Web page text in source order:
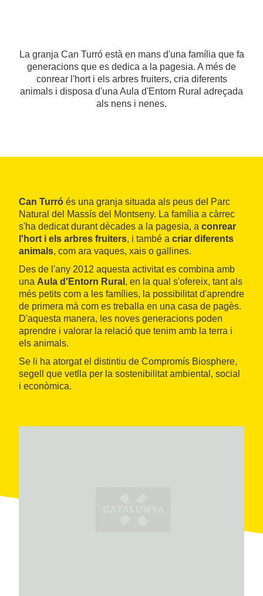
La granja Can Turró està en mans d'una família que fa
generacions que es dedica a la pagesia. A més de
conrear l'hort i els arbres fruiters, cria diferents
animals i disposa d'una Aula d'Entorn Rural adreçada
als nens i nenes.
Can Turró és una granja situada als peus del Parc
Natural del Massís del Montseny. La família a càrrec
s'ha dedicat durant dècades a la pagesia, a conrear
l'hort i els arbres fruiters, i també a criar diferents
animals, com ara vaques, xais o gallines.
Des de l'any 2012 aquesta activitat es combina amb
una Aula d'Entorn Rural , en la qual s'ofereix, tant als
més petits com a les famílies, la possibilitat d'aprendre
de primera mà com es treballa en una casa de pagès.
D'aquesta manera, les noves generacions poden
aprendre i valorar la relació que tenim amb la terra i
els animals.
Se li ha atorgat el distintiu de Compromís Biosphere,
segell que vetlla per la sostenibilitat ambiental, social
i econòmica.